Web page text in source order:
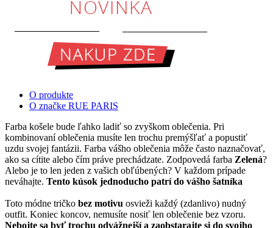
O produkte
O značke RUE PARIS
Farba košele bude ľahko ladiť so zvyškom oblečenia. Pri
kombinovaní oblečenia musíte len trochu premýšľať a popustiť
uzdu svojej fantázii. Farba vášho oblečenia môže často naznačovať,
ako sa cítite alebo čím práve prechádzate. Zodpovedá farba Zelená?
Alebo je to len jeden z vašich obľúbených? V každom prípade
neváhajte. Tento kúsok jednoducho patrí do vášho šatníka
Toto módne tričko bez motivu osvieži každý (zdanlivo) nudný
outfit. Koniec koncov, nemusíte nosiť len oblečenie bez vzoru.
Nebojte sa byť trochu odvážnejší a zaobstarajte si do svojho